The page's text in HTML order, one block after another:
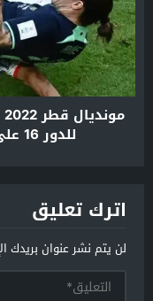
للدور 16 على حساب المنتخب التونسي
اترك تعليق
لن يتم نشر عنوان بريدك